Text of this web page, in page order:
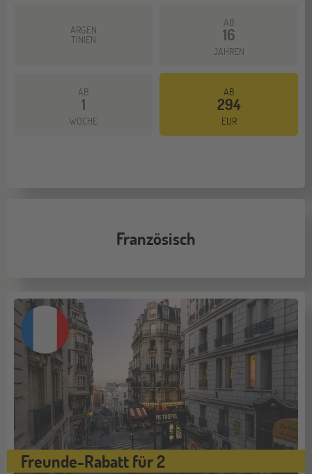
ARGEN
TINIEN
AB
16
JAHREN
AB
1
WOCHE
AB
294
EUR
Französisch
Freunde-Rabatt für 2